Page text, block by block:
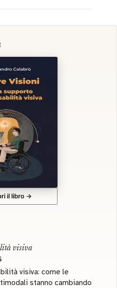
il libro →
visiva
visiva: come le
stanno cambiando